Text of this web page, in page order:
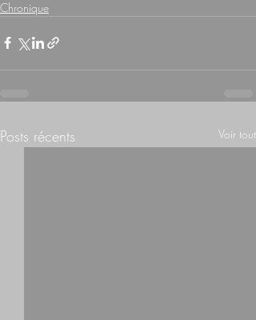
Chronique
Posts récents Voir tout